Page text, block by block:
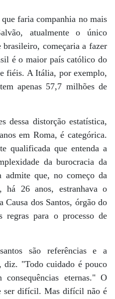
faria companhia no mais
atualmente o único
brasileiro, começaria a fazer
é o maior país católico do
fiéis. A Itália, por exemplo,
apenas 57,7 milhões de
dessa distorção estatística,
em Roma, é categórica.
qualificada que entenda a
da burocracia da
admite que, no começo da
há 26 anos, estranhava o
Causa dos Santos, órgão do
regras para o processo de
são referências e a
diz. "Todo cuidado é pouco
eternas." O
ser difícil. Mas difícil não é